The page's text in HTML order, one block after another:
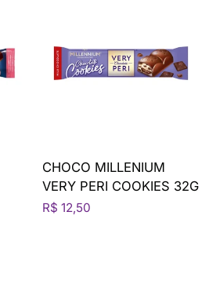
CHOCO MILLENIUM
VERY PERI COOKIES 32G
R$ 12,50